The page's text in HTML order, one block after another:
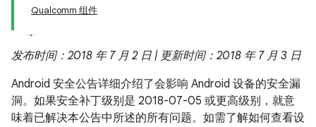
Qualcomm 组件
发布时间：2018 年 7 月 2 日 | 更新时间：2018 年 7 月 3 日
Android 安全公告详细介绍了会影响 Android 设备的安全漏
洞。如果安全补丁级别是 2018-07-05 或更高级别，就意
味着已解决本公告中所述的所有问题。如需了解如何查看设